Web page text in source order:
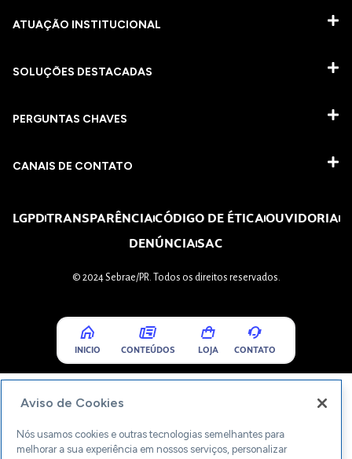
ATUAÇÃO INSTITUCIONAL
SOLUÇÕES DESTACADAS
PERGUNTAS CHAVES​
CANAIS DE CONTATO
LGPDTRANSPARÊNCIACÓDIGO DE ÉTICAOUVIDORIA
DENÚNCIASAC
© 2024 Sebrae/PR. Todos os direitos reservados.
INICIO CONTEÚDOS LOJA CONTATO
Aviso de Cookies
Nós usamos cookies e outras tecnologias semelhantes para
melhorar a sua experiência em nossos serviços, personalizar